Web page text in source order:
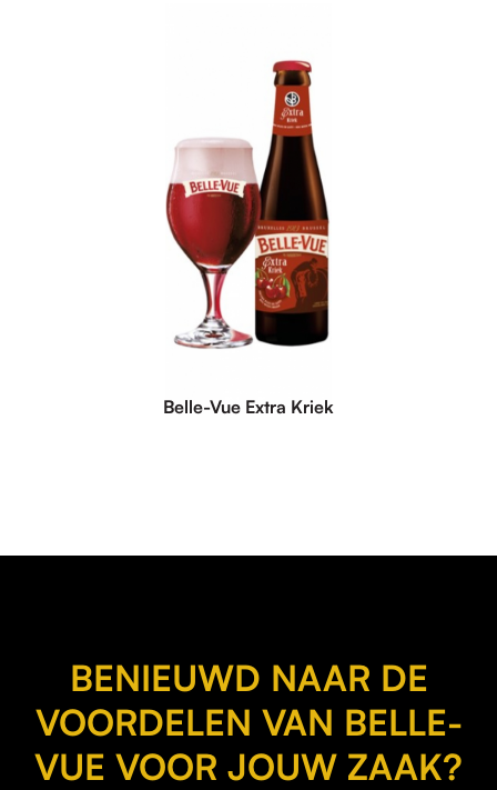
Belle-Vue Extra Kriek
BENIEUWD NAAR DE
VOORDELEN VAN BELLE-
VUE VOOR JOUW ZAAK?